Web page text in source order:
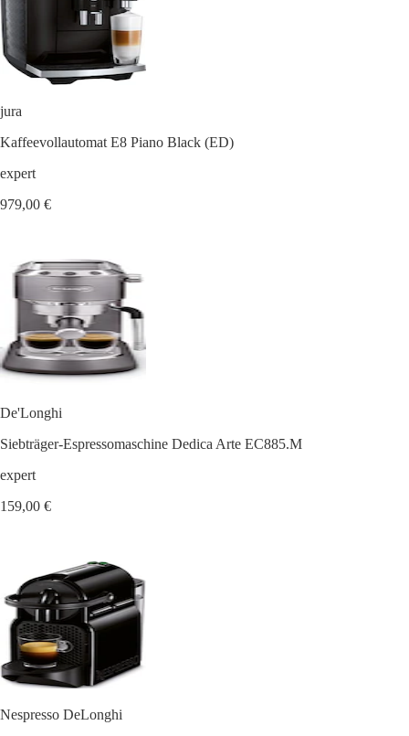
jura
Kaffeevollautomat E8 Piano Black (ED)
expert
979,00 €
De'Longhi
Siebträger-Espressomaschine Dedica Arte EC885.M
expert
159,00 €
Nespresso DeLonghi